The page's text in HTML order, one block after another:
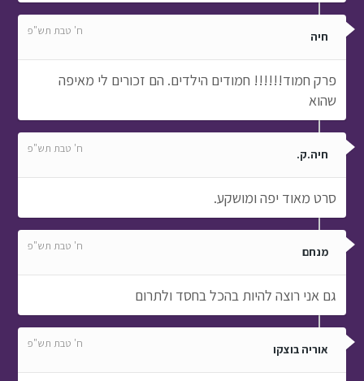
חיה ח' טבת תש"פ
פרק חמוד!!!!!! חמודים הילדים. הם זכורים לי מאיפה
שהוא
חיה.ק. ח' טבת תש"פ
סרט מאוד יפה ומושקע.
מנחם ח' טבת תש"פ
גם אני רוצה להיות בהכל בחסד ולתרום
אוריה בוצקו ח' טבת תש"פ